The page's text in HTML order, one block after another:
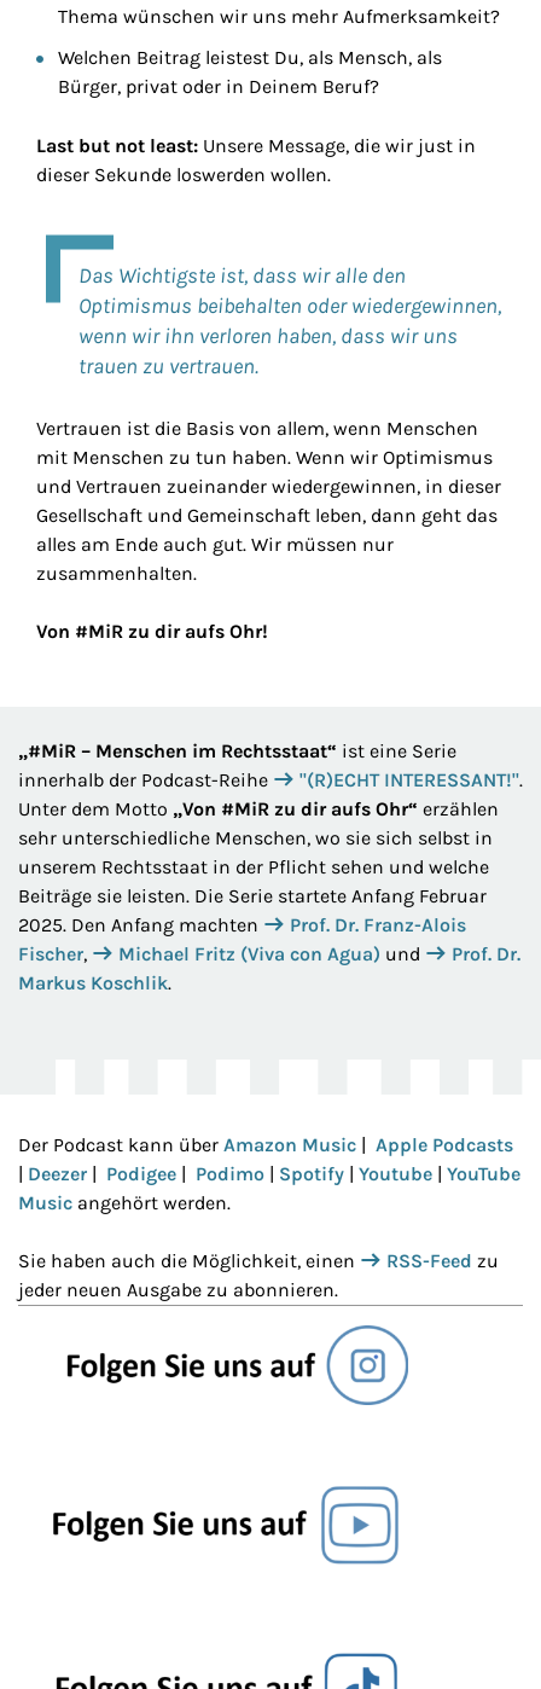
Thema wünschen wir uns mehr Aufmerksamkeit?
Welchen Beitrag leistest Du, als Mensch, als
Bürger, privat oder in Deinem Beruf?
Last but not least: Unsere Message, die wir just in
dieser Sekunde loswerden wollen.
Das Wichtigste ist, dass wir alle den
Optimismus beibehalten oder wiedergewinnen,
wenn wir ihn verloren haben, dass wir uns
trauen zu vertrauen.
Vertrauen ist die Basis von allem, wenn Menschen
mit Menschen zu tun haben. Wenn wir Optimismus
und Vertrauen zueinander wiedergewinnen, in dieser
Gesellschaft und Gemeinschaft leben, dann geht das
alles am Ende auch gut. Wir müssen nur
zusammenhalten.
Von #MiR zu dir aufs Ohr!
„#MiR – Menschen im Rechtsstaat“ ist eine Serie
innerhalb der Podcast-Reihe
"(R)ECHT INTERESSANT!".
Unter dem Motto „Von #MiR zu dir aufs Ohr“ erzählen
sehr unterschiedliche Menschen, wo sie sich selbst in
unserem Rechtsstaat in der Pflicht sehen und welche
Beiträge sie leisten. Die Serie startete Anfang Februar
2025. Den Anfang machten
Prof. Dr. Franz-Alois
Fischer, Michael Fritz (Viva con Agua) und
Prof. Dr.
Markus Koschlik.
Der Podcast kann über Amazon Music | Apple Podcasts
| Deezer | Podigee | Podimo | Spotify | Youtube | YouTube
Music angehört werden.
Sie haben auch die Möglichkeit, einen RSS-Feed zu
jeder neuen Ausgabe zu abonnieren.